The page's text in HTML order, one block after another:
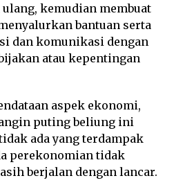
kemudian membuat
bantuan serta
dan komunikasi dengan
atau kepentingan
aspek ekonomi,
puting beliung ini
ada yang terdampak
perekonomian tidak
berjalan dengan lancar.